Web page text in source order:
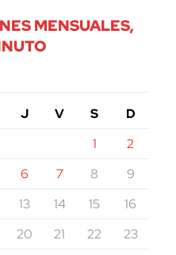
MENSUALES,
J V S
D
1
2
6 7 8
9
13 14 15
16
20 21 22
23